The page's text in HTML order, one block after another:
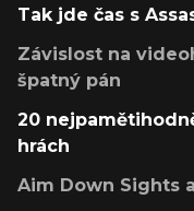
Tak jde čas s
Závislost na
špatný pán
20
hrách
Aim Down Sights